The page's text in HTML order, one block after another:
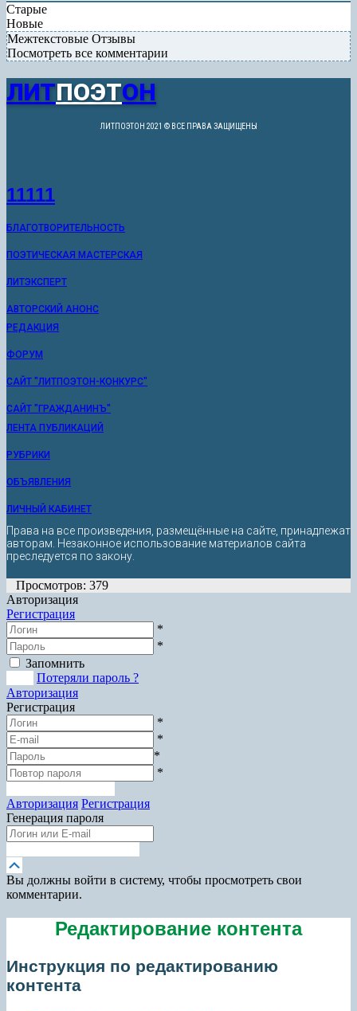
Старые
Новые
Межтекстовые Отзывы
Посмотреть все комментарии
ЛИТПОЭТОН
ЛИТПОЭТОН 2021 © ВСЕ ПРАВА ЗАЩИЩЕНЫ
11111
БЛАГОТВОРИТЕЛЬНОСТЬ
ПОЭТИЧЕСКАЯ МАСТЕРСКАЯ
ЛИТЭКСПЕРТ
АВТОРСКИЙ АНОНС
РЕДАКЦИЯ
ФОРУМ
САЙТ "ЛИТПОЭТОН-КОНКУРС"
САЙТ "ГРАЖДАНИНЪ"
ЛЕНТА ПУБЛИКАЦИЙ
РУБРИКИ
ОБЪЯВЛЕНИЯ
ЛИЧНЫЙ КАБИНЕТ
Права на все произведения, размещённые на сайте, принадлежат
авторам. Незаконное использование материалов сайта
преследуется по закону.
Просмотров: 379
Авторизация
Регистрация
*
*
Запомнить
Потеряли пароль ?
Авторизация
Регистрация
*
*
*
*
Авторизация Регистрация
Генерация пароля
вверх
Вы должны войти в систему, чтобы просмотреть свои
комментарии.
Редактирование контента
Инструкция по редактированию
контента